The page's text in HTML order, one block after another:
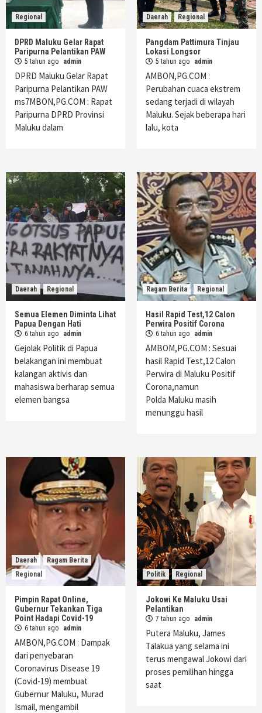
Regional
DPRD Maluku Gelar Rapat
Paripurna Pelantikan PAW
5 tahun ago admin
DPRD Maluku Gelar Rapat
Paripurna Pelantikan PAW
ms7MBON,PG.COM : Rapat
Paripurna DPRD Provinsi
Maluku dalam
Daerah Regional
Pangdam Pattimura Tinjau
Lokasi Longsor
5 tahun ago admin
AMBON,PG.COM :
Perubahan cuaca ekstrem
sedang terjadi di wilayah
Maluku. Sejak beberapa hari
lalu, kota
Daerah Regional
Semua Elemen Diminta Lihat
Papua Dengan Hati
6 tahun ago admin
Gejolak Politik di Papua
belakangan ini membuat
kalangan aktivis dan
mahasiswa berharap semua
elemen bangsa
Ragam Berita Regional
Hasil Rapid Test,12 Calon
Perwira Positif Corona
6 tahun ago admin
AMBOM,PG.COM : Sesuai
hasil Rapid Test,12 Calon
Perwira di Maluku Positif
Corona,namun
Polda Maluku masih
menunggu hasil
Daerah
Ragam Berita
Regional
Pimpin Rapat Online,
Gubernur Tekankan Tiga
Point Hadapi Covid-19
6 tahun ago admin
AMBON,PG.COM : Dampak
dari penyebaran
Coronavirus Disease 19
(Covid-19) membuat
Gubernur Maluku, Murad
Ismail, mengambil
Politik Regional
Jokowi Ke Maluku Usai
Pelantikan
7 tahun ago admin
Putera Maluku, James
Talakua yang selama ini
terus mengawal Jokowi dari
proses pemilihan hingga
saat